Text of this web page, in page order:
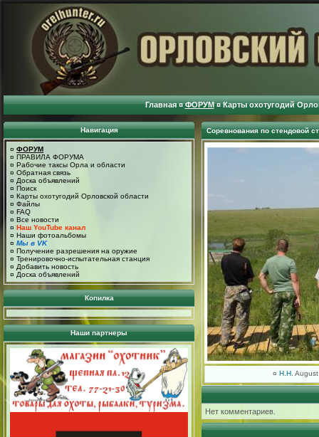
Главная ¤ ФОРУМ ¤ Карты охотугодий
Навигация
¤ ФОРУМ
¤ ПРАВИЛА ФОРУМА
¤ Рабочие таксы Орла и области
¤ Обратная связь
¤ Доска объявлений
¤ Поиск
¤ Карты охотугодий Орловской области
¤ Файлы
¤ FAQ
¤ Все новости
¤ Наш YouTube канал
¤ Наши фотоальбомы
¤ Мы в VK
¤ Получение разрешения на оружие
¤ Тренировочно-испытательная станция
¤ Добавить новость
¤ Доска объявлений
Копилка
Наши партнеры
Соревнования по стендовой
¤ H.H.
Нет комментариев.